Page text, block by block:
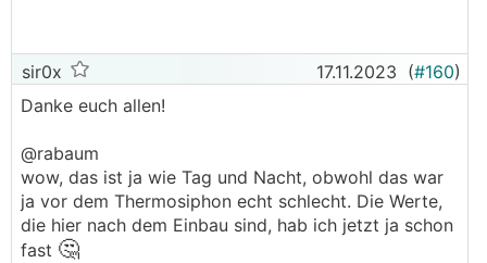
sir0x 17.11.2023 (#160)
Danke euch allen!
@rabaum
wow, das ist ja wie Tag und Nacht, obwohl das war
ja vor dem Thermosiphon echt schlecht. Die Werte,
die hier nach dem Einbau sind, hab ich jetzt ja schon
fast 🤔